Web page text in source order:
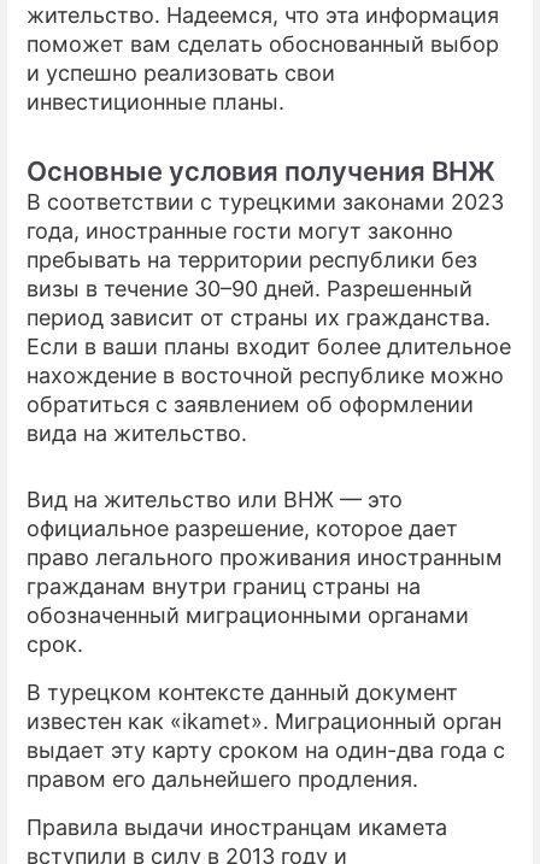
жительство. Надеемся, что эта информация
поможет вам сделать обоснованный выбор
и успешно реализовать свои
инвестиционные планы.
Основные условия получения ВНЖ
В соответствии с турецкими законами 2023
года, иностранные гости могут законно
пребывать на территории республики без
визы в течение 30–90 дней. Разрешенный
период зависит от страны их гражданства.
Если в ваши планы входит более длительное
нахождение в восточной республике можно
обратиться с заявлением об оформлении
вида на жительство.
Вид на жительство или ВНЖ — это
официальное разрешение, которое дает
право легального проживания иностранным
гражданам внутри границ страны на
обозначенный миграционными органами
срок.
В турецком контексте данный документ
известен как «ikamet». Миграционный орган
выдает эту карту сроком на один-два года с
правом его дальнейшего продления.
Правила выдачи иностранцам икамета
вступили в силу в 2013 году и